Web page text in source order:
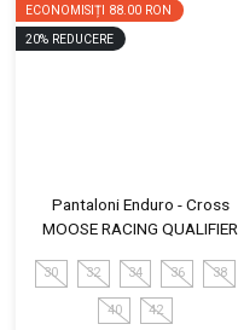
ECONOMISIȚI 88.00 RON
20% REDUCERE
Pantaloni Enduro - Cross
MOOSE RACING QUALIFIER
30 32 34 36 38
40 42